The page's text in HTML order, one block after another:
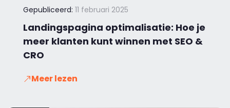
Gepubliceerd: 11 februari 2025
Landingspagina optimalisatie: Hoe je
meer klanten kunt winnen met SEO &
CRO
Meer lezen